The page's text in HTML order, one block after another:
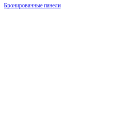
Бронированные панели